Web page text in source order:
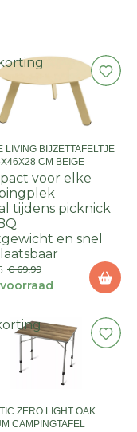
korting
LIVING BIJZETTAFELTJE
CM BEIGE
voor elke
tijdens picknick
en snel
€ 69,99
ZERO LIGHT OAK
CAMPINGTAFEL